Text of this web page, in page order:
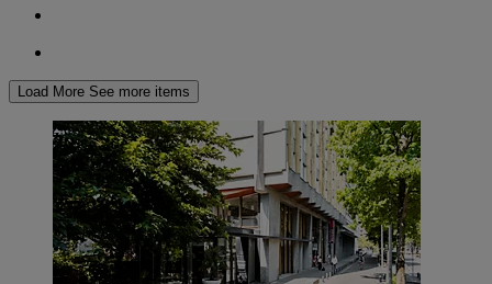
Load More See more items